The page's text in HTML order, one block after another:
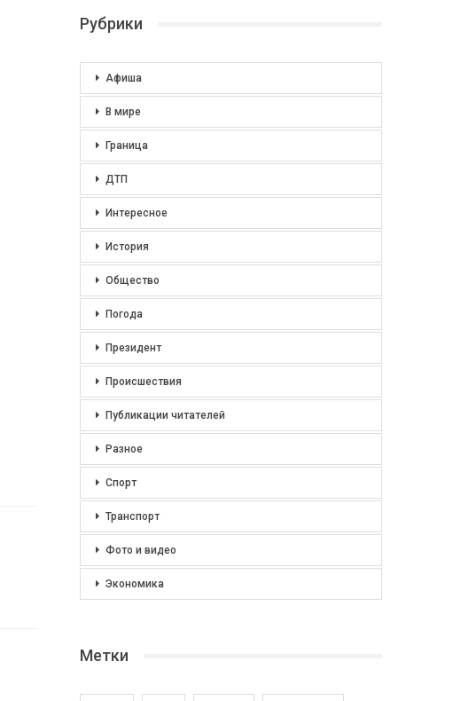
Рубрики
Афиша
В мире
Граница
ДТП
Интересное
История
Общество
Погода
Президент
Происшествия
Публикации читателей
Разное
Спорт
Транспорт
Фото и видео
Экономика
Метки